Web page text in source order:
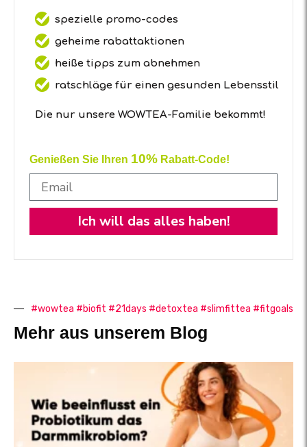
spezielle promo-codes
geheime rabattaktionen
heiße tipps zum abnehmen
ratschläge für einen gesunden Lebensstil
Die nur unsere WOWTEA-Familie bekommt!
Genießen Sie Ihren 10% Rabatt-Code!
Ich will das alles haben!
#wowtea #biofit #21days #detoxtea #slimfittea #fitgoals
Mehr aus unserem Blog